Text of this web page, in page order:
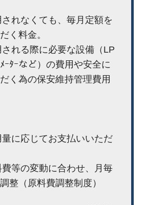
れなくても、毎月定額を
く料金。
れる際に必要な設備（LP
ｰﾀｰなど）の費用や安全に
く為の保安維持管理費用
に応じてお支払いいただ
等の変動に合わせ、月毎
整（原料費調整制度）